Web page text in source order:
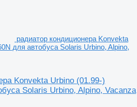
радиатор кондиционера Konvekta
для автобуса Solaris Urbino, Alpino,
Konvekta Urbino (01.99-)
Solaris Urbino, Alpino, Vacanza